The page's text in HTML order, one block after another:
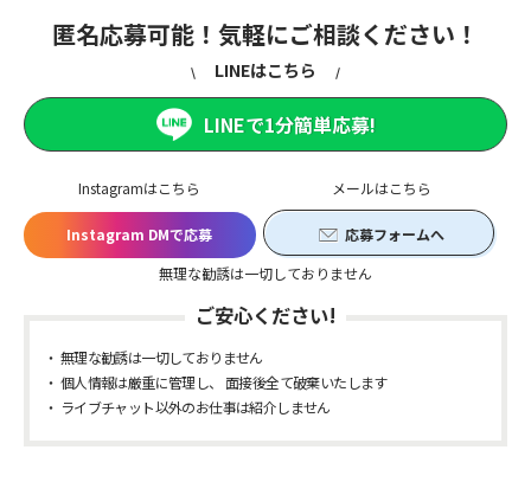
匿名応募可能！気軽にご相談ください！
Instagramはこちら
Instagram DMで応募
メールはこちら
応募フォームへ
無理な勧誘は一切しておりません
LINEはこちら
LINEで1分簡単応募!
ご安心ください!
無理な勧誘は一切しておりません
個人情報は厳重に管理し、 面接後全て破棄いたします
ライブチャット以外のお仕事は紹介しません